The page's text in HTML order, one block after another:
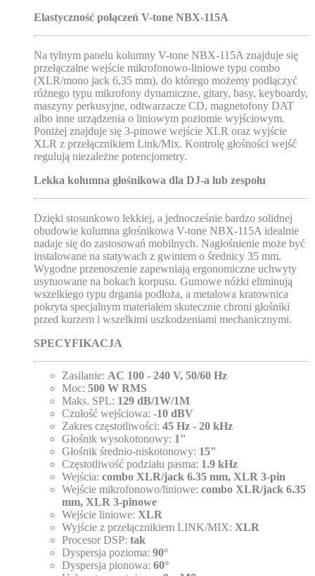
Elastyczność połączeń V-tone NBX-115A
Na tylnym panelu kolumny V-tone NBX-115A znajduje się
przełączalne wejście mikrofonowo-liniowe typu combo
(XLR/mono jack 6,35 mm), do którego możemy podłączyć
różnego typu mikrofony dynamiczne, gitary, basy, keyboardy,
maszyny perkusyjne, odtwarzacze CD, magnetofony DAT
albo inne urządzenia o liniowym poziomie wyjściowym.
Poniżej znajduje się 3-pinowe wejście XLR oraz wyjście
XLR z przełącznikiem Link/Mix. Kontrolę głośności wejść
regulują niezależne potencjometry.
Lekka kolumna głośnikowa dla DJ-a lub zespołu
Dzięki stosunkowo lekkiej, a jednocześnie bardzo solidnej
obudowie kolumna głośnikowa V-tone NBX-115A idealnie
nadaje się do zastosowań mobilnych. Nagłośnienie może być
instalowane na statywach z gwintem o średnicy 35 mm.
Wygodne przenoszenie zapewniają ergonomiczne uchwyty
usytuowane na bokach korpusu. Gumowe nóżki eliminują
wszelkiego typu drgania podłoża, a metalowa kratownica
pokryta specjalnym materiałem skutecznie chroni głośniki
przed kurzem i wszelkimi uszkodzeniami mechanicznymi.
SPECYFIKACJA
Zasilanie: AC 100 - 240 V, 50/60 Hz
Moc: 500 W RMS
Maks. SPL: 129 dB/1W/1M
Czułość wejściowa: -10 dBV
Zakres częstotliwości: 45 Hz - 20 kHz
Głośnik wysokotonowy: 1"
Głośnik średnio-niskotonowy: 15"
Częstotliwość podziału pasma: 1.9 kHz
Wejścia: combo XLR/jack 6.35 mm, XLR 3-pin
Wejście mikrofonowo/liniowe: combo XLR/jack 6.35
mm, XLR 3-pinowe
Wejście liniowe: XLR
Wyjście z przełącznikiem LINK/MIX: XLR
Procesor DSP: tak
Dyspersja pozioma: 90°
Dyspersja pionowa: 60°